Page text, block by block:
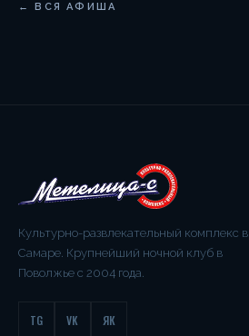
← ВСЯ АФИША
Культурно-развлекательный комплекс в
Самаре. Крупнейший ночной клуб в
Поволжье с 2004 года.
TG VK ЯК